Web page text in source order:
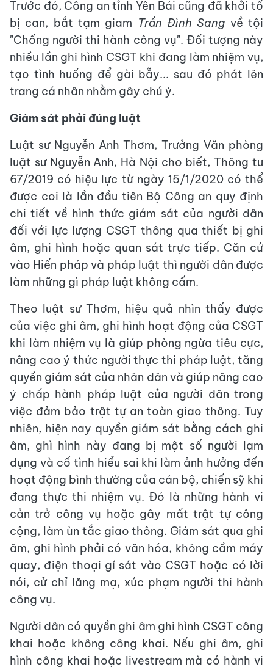
Trước đó, Công an tỉnh Yên Bái cũng đã khởi tố
bị can, bắt tạm giam Trần Đình Sang về tội
"Chống người thi hành công vụ". Đối tượng này
nhiều lần ghi hình CSGT khi đang làm nhiệm vụ,
tạo tình huống để gài bẫy... sau đó phát lên
trang cá nhân nhằm gây chú ý.
Giám sát phải đúng luật
Luật sư Nguyễn Anh Thơm, Trưởng Văn phòng
luật sư Nguyễn Anh, Hà Nội cho biết, Thông tư
67/2019 có hiệu lực từ ngày 15/1/2020 có thể
được coi là lần đầu tiên Bộ Công an quy định
chi tiết về hình thức giám sát của người dân
đối với lực lượng CSGT thông qua thiết bị ghi
âm, ghi hình hoặc quan sát trực tiếp. Căn cứ
vào Hiến pháp và pháp luật thì người dân được
làm những gì pháp luật không cấm.
Theo luật sư Thơm, hiệu quả nhìn thấy được
của việc ghi âm, ghi hình hoạt động của CSGT
khi làm nhiệm vụ là giúp phòng ngừa tiêu cực,
nâng cao ý thức người thực thi pháp luật, tăng
quyền giám sát của nhân dân và giúp nâng cao
ý chấp hành pháp luật của người dân trong
việc đảm bảo trật tự an toàn giao thông. Tuy
nhiên, hiện nay quyền giám sát bằng cách ghi
âm, ghì hình này đang bị một số người lạm
dụng và cố tình hiểu sai khi làm ảnh hưởng đến
hoạt động bình thường của cán bộ, chiến sỹ khi
đang thực thi nhiệm vụ. Đó là những hành vi
cản trở công vụ hoặc gây mất trật tự công
cộng, làm ùn tắc giao thông. Giám sát qua ghi
âm, ghi hình phải có văn hóa, không cầm máy
quay, điện thoại gí sát vào CSGT hoặc có lời
nói, cử chỉ lăng mạ, xúc phạm người thi hành
công vụ.
Người dân có quyền ghi âm ghi hình CSGT công
khai hoặc không công khai. Nếu ghi âm, ghi
hình công khai hoặc livestream mà có hành vi